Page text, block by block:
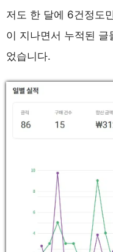
저도 한 달에 6건정도
이 지나면서 누적된 글
었습니다.